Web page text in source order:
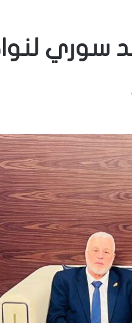
سوري